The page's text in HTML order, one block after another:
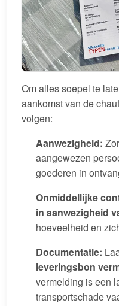
Om alles soepel te
aankomst van de
volgen:
Aanwezigheid:
aangewezen
goederen in
Onmiddellijke
in aanwezigheid
hoeveelheid en
Documentatie:
leveringsbon
vermelding is een
transportschade